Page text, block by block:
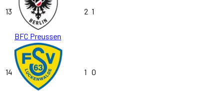
13
BFC Preussen
2 1
14 1 0